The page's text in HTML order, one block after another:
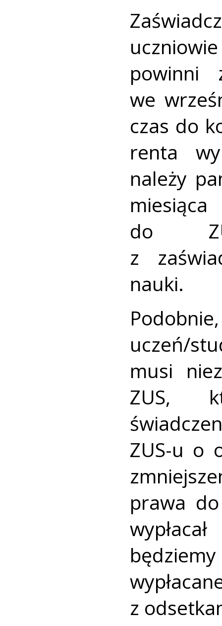
powinni
we
czas do
renta
należy
do
z
nauki.
uczeń/
musi
ZUS,
ZUS-u o
prawa
z